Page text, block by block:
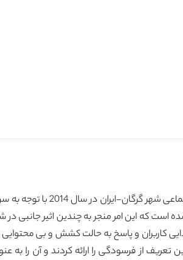
هدف مطالعه ی کنونی، بررسی
این امر منجر به چندین اثیر جانبی در
کاربران و پاسخ به حالت کشش و بی
با راه حل مثبت کاهش پیدا کند. مسلش و جکسون (1981) رایج ترین تعریف از